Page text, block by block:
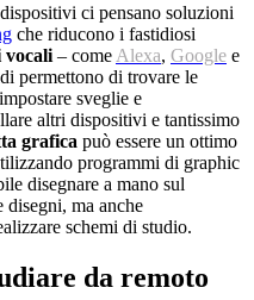
ci pensano soluzioni
che riducono i fastidiosi
vocali – come Alexa, Google e
permettono di trovare le
sveglie e
altri dispositivi e tantissimo
grafica può essere un ottimo
programmi di graphic
disegnare a mano sul
disegni, ma anche
schemi di studio.
da remoto